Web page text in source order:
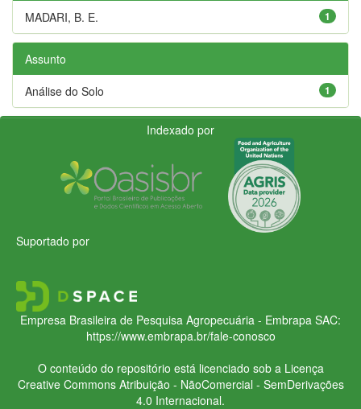
1
MADARI, B. E.
Assunto
1
Análise do Solo
Indexado por
Suportado por
Empresa Brasileira de Pesquisa Agropecuária - Embrapa SAC:
https://www.embrapa.br/fale-conosco
O conteúdo do repositório está licenciado sob a Licença
Creative CommonsAtribuição - NãoComercial - SemDerivações
4.0 Internacional.